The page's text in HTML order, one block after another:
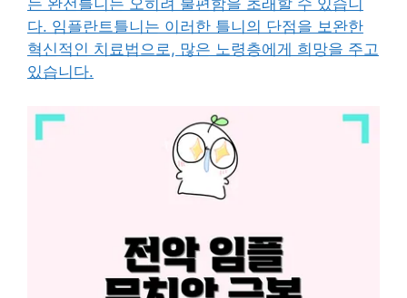
다. 임플란트틀니는 이러한 틀니의 단점을 보완한
혁신적인 치료법으로, 많은 노령층에게 희망을 주고
있습니다.